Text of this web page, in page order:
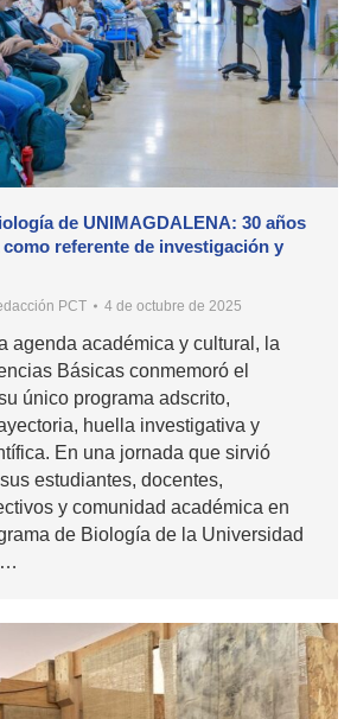
de UNIMAGDALENA: 30 años
referente de investigación y
PCT 4 de octubre de 2025
agenda académica y cultural, la
Básicas conmemoró el
único programa adscrito,
huella investigativa y
En una jornada que sirvió
estudiantes, docentes,
y comunidad académica en
de Biología de la Universidad